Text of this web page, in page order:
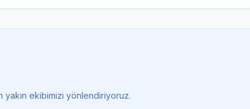
yakın ekibimizi yönlendiriyoruz.